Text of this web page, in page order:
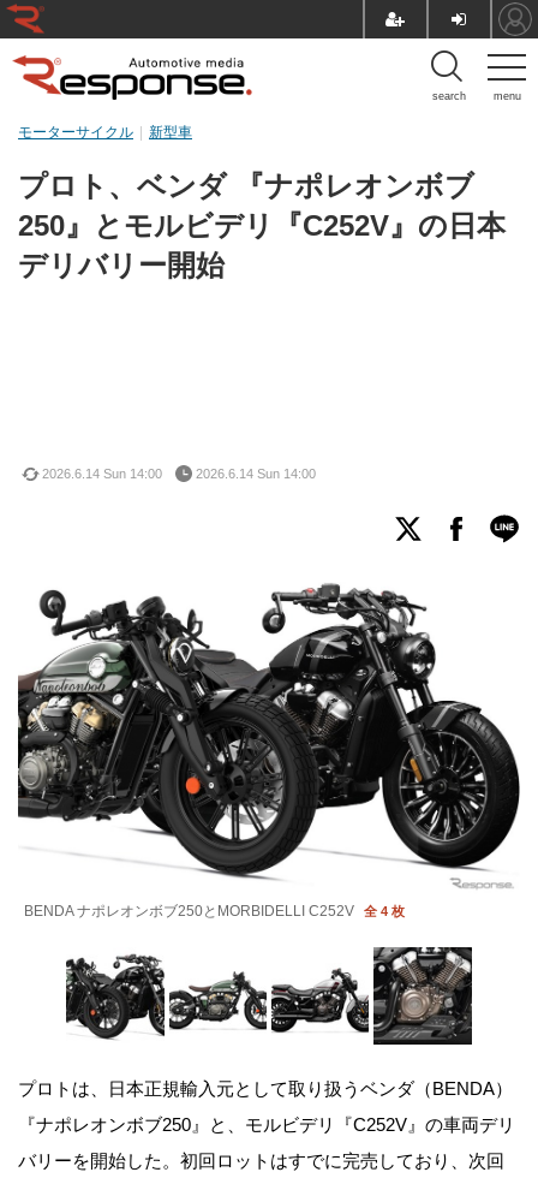
menu
search
プロト、ベンダ 『ナポレオンボブ
250』とモルビデリ『C252V』の日本
デリバリー開始
モーターサイクル 新型車
2026.6.14 Sun 14:00 2026.6.14 Sun 14:00
BENDA ナポレオンボブ250とMORBIDELLI C252V 全 4 枚
プロトは、日本正規輸入元として取り扱うベンダ（BENDA）
『ナポレオンボブ250』と、モルビデリ『C252V』の車両デリ
バリーを開始した。初回ロットはすでに完売しており、次回